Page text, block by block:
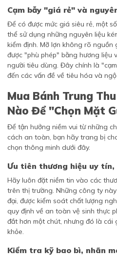
Cạm bẫy "giá rẻ" và
Để có được mức giá siêu rẻ, một
thể sử dụng những nguyên liệu
kiểm định. Mỡ lợn không rõ nguồn
được "phù phép" bằng hương liệu
người tiêu dùng. Đây chính là
đến các vấn đề về tiêu hóa và
Mua Bánh Trung
Nào Để "Chọn Mặt
Để tận hưởng niềm vui từ những
cách an toàn, bạn hãy trang bị
chọn thông minh dưới đây.
Ưu tiên thương hiệu uy
Hãy luôn đặt niềm tin vào các
trên thị trường. Những công ty
đại, được kiểm soát chất lượng
quy định về an toàn vệ sinh thực
đắt hơn một chút, nhưng đó là cái
khỏe.
Kiểm tra kỹ bao bì, nhãn